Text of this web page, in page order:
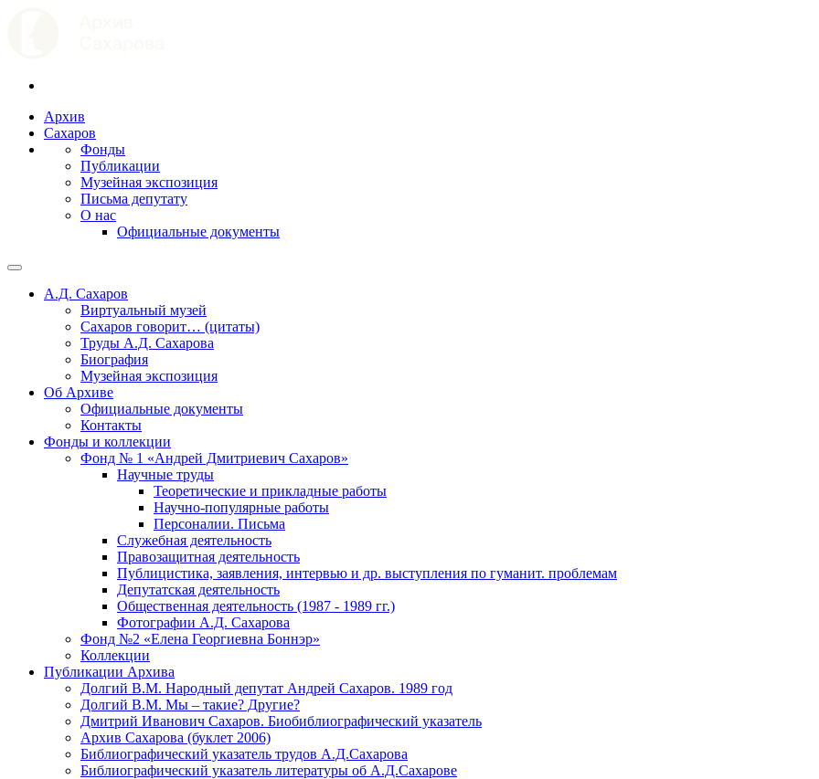
Архив
Сахаров
Фонды
Публикации
Музейная экспозиция
Письма депутату
О нас
Официальные документы
А.Д. Сахаров
Виртуальный музей
Сахаров говорит… (цитаты)
Труды А.Д. Сахарова
Биография
Музейная экспозиция
Об Архиве
Официальные документы
Контакты
Фонды и коллекции
Фонд № 1 «Андрей Дмитриевич Сахаров»
Научные труды
Теоретические и прикладные работы
Научно-популярные работы
Персоналии. Письма
Служебная деятельность
Правозащитная деятельность
Публицистика, заявления, интервью и др. выступления по гуманит. проблемам
Депутатская деятельность
Общественная деятельность (1987 - 1989 гг.)
Фотографии А.Д. Сахарова
Фонд №2 «Елена Георгиевна Боннэр»
Коллекции
Публикации Архива
Долгий В.М. Народный депутат Андрей Сахаров. 1989 год
Долгий В.М. Мы – такие? Другие?
Дмитрий Иванович Сахаров. Биобиблиографический указатель
Архив Сахарова (буклет 2006)
Библиографический указатель трудов А.Д.Сахарова
Библиографический указатель литературы об А.Д.Сахарове